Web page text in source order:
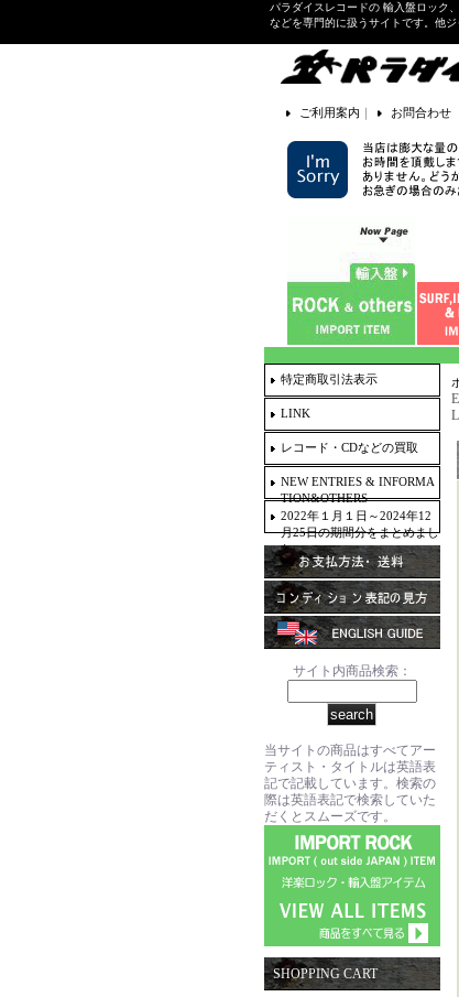
パラダイスレコードの 輸入盤ロック
などを専門的に扱うサイトです。他
ご利用案内 ｜ お問合わせ
特定商取引法表示
LINK
レコード・CDなどの買取
NEW ENTRIES & INFORMA
TION&OTHERS
2022年１月１日～2024年12
月25日の期間分をまとめまし
た。
サイト内商品検索：
当サイトの商品はすべてアー
ティスト・タイトルは英語表
記で記載しています。検索の
際は英語表記で検索していた
だくとスムーズです。
SHOPPING CART